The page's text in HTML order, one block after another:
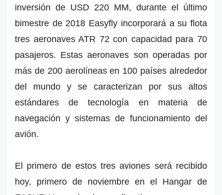
inversión de USD 220 MM, durante el último
bimestre de 2018 Easyfly incorporará a su flota
tres aeronaves ATR 72 con capacidad para 70
pasajeros. Estas aeronaves son operadas por
más de 200 aerolíneas en 100 países alrededor
del mundo y se caracterizan por sus altos
estándares de tecnología en materia de
navegación y sistemas de funcionamiento del
avión.
El primero de estos tres aviones será recibido
hoy, primero de noviembre en el Hangar de